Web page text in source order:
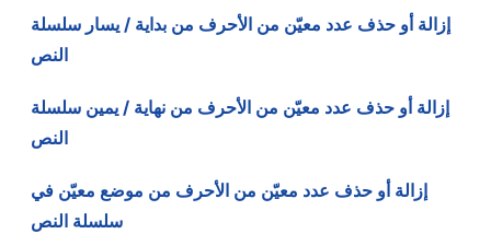
إزالة أو حذف عدد معيّن من الأحرف من بداية / يسار سلسلة
النص
إزالة أو حذف عدد معيّن من الأحرف من نهاية / يمين سلسلة
النص
إزالة أو حذف عدد معيّن من الأحرف من موضع معيّن في
سلسلة النص